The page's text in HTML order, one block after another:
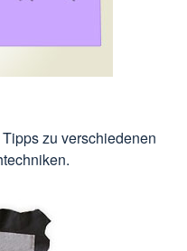
zu verschiedenen